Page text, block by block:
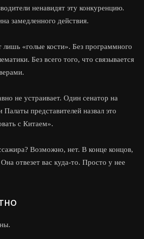
ненавидят эту конкуренцию.
замедленного действия.
«голые кости». Без программного
Без всего того, что связывается
не устраивает. Один сенатор на
Палаты представителей назвал это
с Китаем».
Возможно, нет. В конце концов,
отвезет вас куда-то. Просто у нее